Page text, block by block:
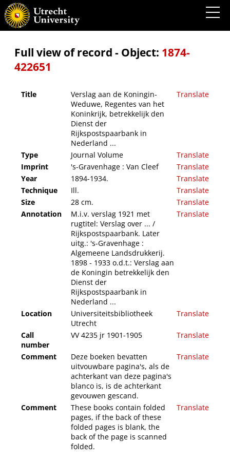
Verslag aan de Koningin-Weduwe, Regentes van het Koninkrijk, betrekkelijk den Dienst
der Rijkspostspaarbank in Nederland ...
Full view of record - Object: 1874-
422651
Title
Verslag aan de Koningin-
Weduwe, Regentes van het
Koninkrijk, betrekkelijk den
Dienst der
Rijkspostspaarbank in
Nederland ...
Translate
Type Journal Volume
Translate
Imprint
's-Gravenhage : Van Cleef
Translate
Year
1894-1934.
Translate
Technique
Ill.
Translate
Size
28 cm.
Translate
Annotation
M.i.v. verslag 1921 met
rugtitel: Verslag over ... /
Rijkspostspaarbank. Later
uitg.: 's-Gravenhage :
Algemeene Landsdrukkerij.
1898 - 1933 o.d.t.: Verslag aan
de Koningin betrekkelijk den
Dienst der
Rijkspostspaarbank in
Nederland ...
Translate
Location
Universiteitsbibliotheek
Utrecht
Translate
Call
number
VV 4235 jr 1901-1905 Translate
Comment
Deze boeken bevatten
uitvouwbare pagina's, als de
achterkant van deze pagina's
blanco is, is de achterkant
gevouwen gescand.
Translate
Comment
These books contain folded
pages, if the back of these
folded pages is blank, the
back of the page is scanned
folded.
Translate